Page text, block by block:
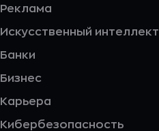
Реклама
Искусственный интеллект
Банки
Бизнес
Карьера
Кибербезопасность